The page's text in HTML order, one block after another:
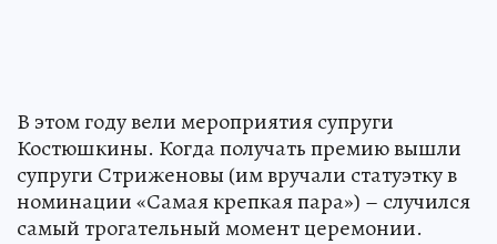
В этом году вели мероприятия супруги
Костюшкины. Когда получать премию вышли
супруги Стриженовы (им вручали статуэтку в
номинации «Самая крепкая пара») – случился
самый трогательный момент церемонии.